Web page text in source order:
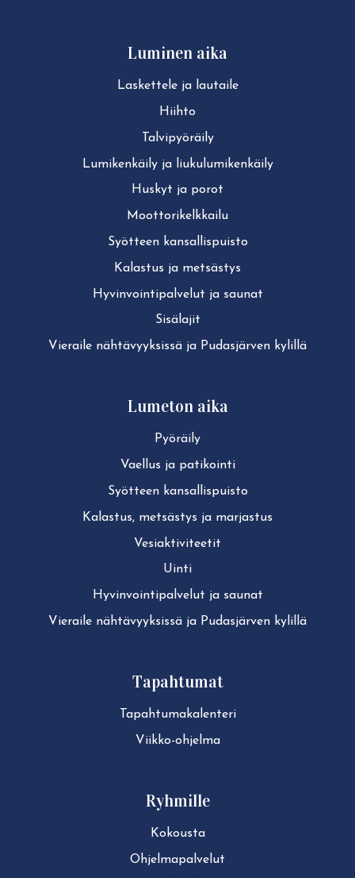
Luminen aika
Laskettele ja lautaile
Hiihto
Tal­vi­pyö­räi­ly
Lu­mi­ken­käi­ly ja liu­ku­lu­mi­ken­käi­ly
Huskyt ja porot
Moot­to­ri­kelk­kai­lu
Syötteen kan­sal­lis­puis­to
Kalastus ja metsästys
Hy­vin­voin­ti­pal­ve­lut ja saunat
Sisälajit
Vieraile näh­tä­vyyk­sis­sä ja Pudasjärven kylillä
Lumeton aika
Pyöräily
Vaellus ja patikointi
Syötteen kan­sal­lis­puis­to
Kalastus, metsästys ja marjastus
Ve­siak­ti­vi­tee­tit
Uinti
Hy­vin­voin­ti­pal­ve­lut ja saunat
Vieraile näh­tä­vyyk­sis­sä ja Pudasjärven kylillä
Tapahtumat
Ta­pah­tu­ma­ka­len­te­ri
Viikko-ohjelma
Ryhmille
Kokousta
Ohjelmapalvelut